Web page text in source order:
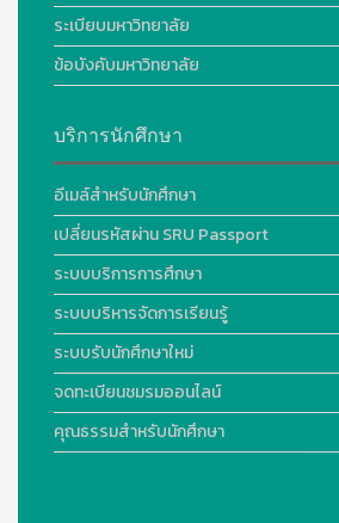
ระเบียบมหาวิทยาลัย
ข้อบังคับมหาวิทยาลัย
บริการนักศึกษา
อีเมล์สำหรับนักศึกษา
เปลี่ยนรหัสผ่าน SRU Passport
ระบบบริการการศึกษา
ระบบบริหารจัดการเรียนรู้
ระบบรับนักศึกษาใหม่
จดทะเบียนชมรมออนไลน์
คุณธรรมสำหรับนักศึกษา